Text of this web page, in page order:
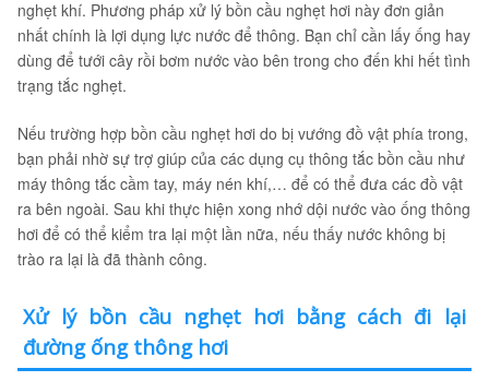
nghẹt khí. Phương pháp xử lý bồn cầu nghẹt hơi này đơn giản
nhất chính là lợi dụng lực nước để thông. Bạn chỉ cần lấy ống hay
dùng để tưới cây rồi bơm nước vào bên trong cho đến khi hết tình
trạng tắc nghẹt.
Nếu trường hợp bồn cầu nghẹt hơi do bị vướng đồ vật phía trong,
bạn phải nhờ sự trợ giúp của các dụng cụ thông tắc bồn cầu như
máy thông tắc cầm tay, máy nén khí,… để có thể đưa các đồ vật
ra bên ngoài. Sau khi thực hiện xong nhớ dội nước vào ống thông
hơi để có thể kiểm tra lại một lần nữa, nếu thấy nước không bị
trào ra lại là đã thành công.
Xử lý bồn cầu nghẹt hơi bằng cách đi lại
đường ống thông hơi